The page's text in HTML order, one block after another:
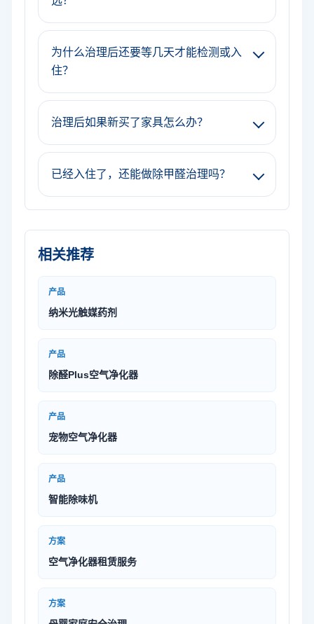
为什么治理后还要等几天才能检测或入
住？
治理后如果新买了家具怎么办？
已经入住了，还能做除甲醛治理吗？
相关推荐
产品
纳米光触媒药剂
产品
除醛Plus空气净化器
产品
宠物空气净化器
产品
智能除味机
方案
空气净化器租赁服务
方案